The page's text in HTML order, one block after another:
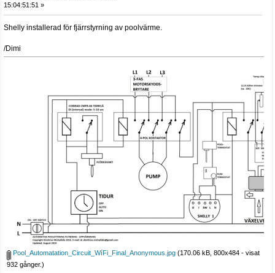
15:04:51:51 »
Shelly installerad för fjärrstyrning av poolvärme.
/Dimi
Pool_Automatation_Circuit_WíFi_Final_Anonymous.jpg (170.06 kB, 800x484 - visat
932 gånger.)